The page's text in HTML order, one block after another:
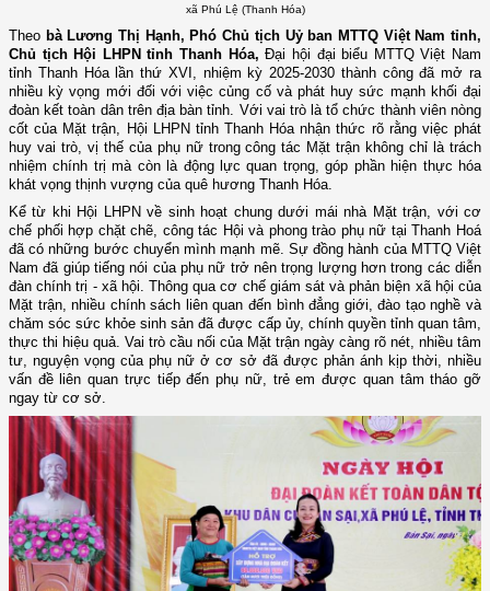
xã Phú Lệ (Thanh Hóa)
Theo bà Lương Thị Hạnh, Phó Chủ tịch Uỷ ban MTTQ Việt Nam tỉnh,
Chủ tịch Hội LHPN tỉnh Thanh Hóa, Đại hội đại biểu MTTQ Việt Nam
tỉnh Thanh Hóa lần thứ XVI, nhiệm kỳ 2025-2030 thành công đã mở ra
nhiều kỳ vọng mới đối với việc củng cố và phát huy sức mạnh khối đại
đoàn kết toàn dân trên địa bàn tỉnh. Với vai trò là tổ chức thành viên nòng
cốt của Mặt trận, Hội LHPN tỉnh Thanh Hóa nhận thức rõ rằng việc phát
huy vai trò, vị thế của phụ nữ trong công tác Mặt trận không chỉ là trách
nhiệm chính trị mà còn là động lực quan trọng, góp phần hiện thực hóa
khát vọng thịnh vượng của quê hương Thanh Hóa.
Kể từ khi Hội LHPN về sinh hoạt chung dưới mái nhà Mặt trận, với cơ
chế phối hợp chặt chẽ, công tác Hội và phong trào phụ nữ tại Thanh Hoá
đã có những bước chuyển mình mạnh mẽ. Sự đồng hành của MTTQ Việt
Nam đã giúp tiếng nói của phụ nữ trở nên trọng lượng hơn trong các diễn
đàn chính trị - xã hội. Thông qua cơ chế giám sát và phản biện xã hội của
Mặt trận, nhiều chính sách liên quan đến bình đẳng giới, đào tạo nghề và
chăm sóc sức khỏe sinh sản đã được cấp ủy, chính quyền tỉnh quan tâm,
thực thi hiệu quả. Vai trò cầu nối của Mặt trận ngày càng rõ nét, nhiều tâm
tư, nguyện vọng của phụ nữ ở cơ sở đã được phản ánh kịp thời, nhiều
vấn đề liên quan trực tiếp đến phụ nữ, trẻ em được quan tâm tháo gỡ
ngay từ cơ sở.